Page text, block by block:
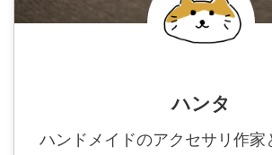
ハンタ
ハンドメイドのアクセサリ作家